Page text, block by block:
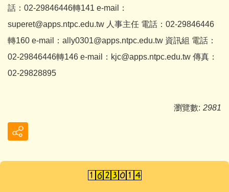
話：02-29846446轉141 e-mail：
superet@apps.ntpc.edu.tw 人事主任 電話：02-29846446
轉160 e-mail：ally0301@apps.ntpc.edu.tw 資訊組 電話：
02-29846446轉146 e-mail：kjc@apps.ntpc.edu.tw 傳真：
02-29828895
瀏覽數: 2981